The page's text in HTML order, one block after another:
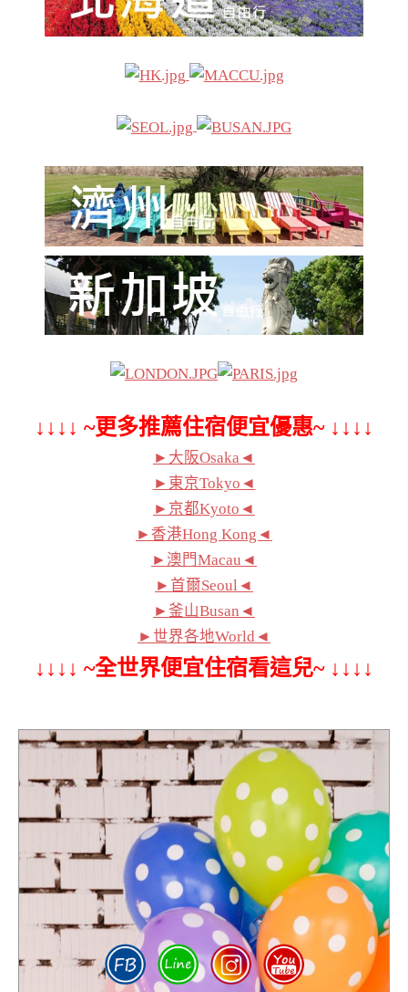
↓↓↓↓ ~更多推薦住宿便宜優惠~ ↓↓↓↓
►大阪Osaka◄
►東京Tokyo◄
►京都Kyoto◄
►香港Hong Kong◄
►澳門Macau◄
►首爾Seoul◄
►釜山Busan◄
►世界各地World◄
↓↓↓↓ ~全世界便宜住宿看這兒~ ↓↓↓↓